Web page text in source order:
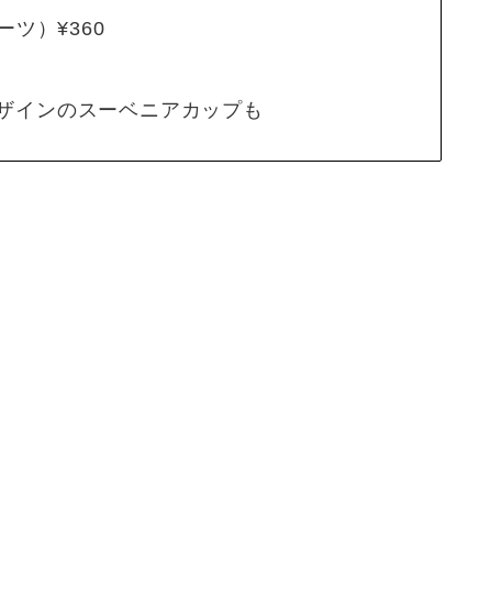
ツ）¥360
インのスーベニアカップも